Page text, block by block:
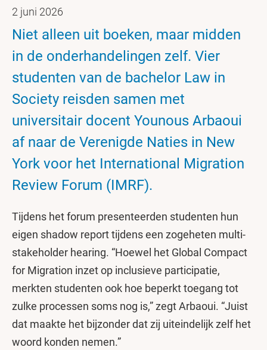
2 juni 2026
Niet alleen uit boeken, maar midden
in de onderhandelingen zelf. Vier
studenten van de bachelor Law in
Society reisden samen met
universitair docent Younous Arbaoui
af naar de Verenigde Naties in New
York voor het International Migration
Review Forum (IMRF).
Tijdens het forum presenteerden studenten hun
eigen shadow report tijdens een zogeheten multi-
stakeholder hearing. “Hoewel het Global Compact
for Migration inzet op inclusieve participatie,
merkten studenten ook hoe beperkt toegang tot
zulke processen soms nog is,” zegt Arbaoui. “Juist
dat maakte het bijzonder dat zij uiteindelijk zelf het
woord konden nemen.”